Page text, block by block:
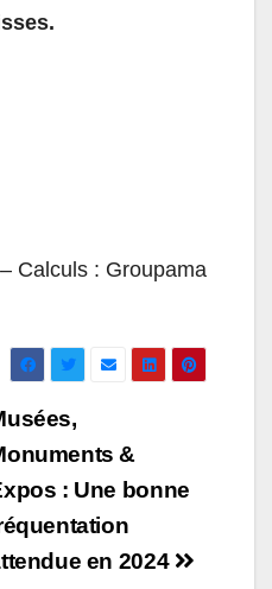
Calculs : Groupama
&
: Une bonne
en 2024